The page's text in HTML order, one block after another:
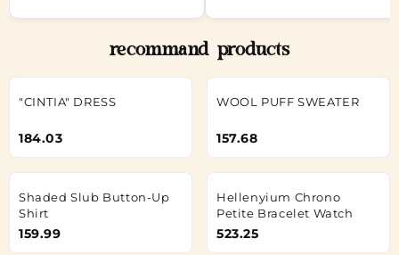
recommand products
"CINTIA" DRESS
184.03
WOOL PUFF SWEATER
157.68
Shaded Slub Button-Up
Shirt
159.99
Hellenyium Chrono
Petite Bracelet Watch
523.25